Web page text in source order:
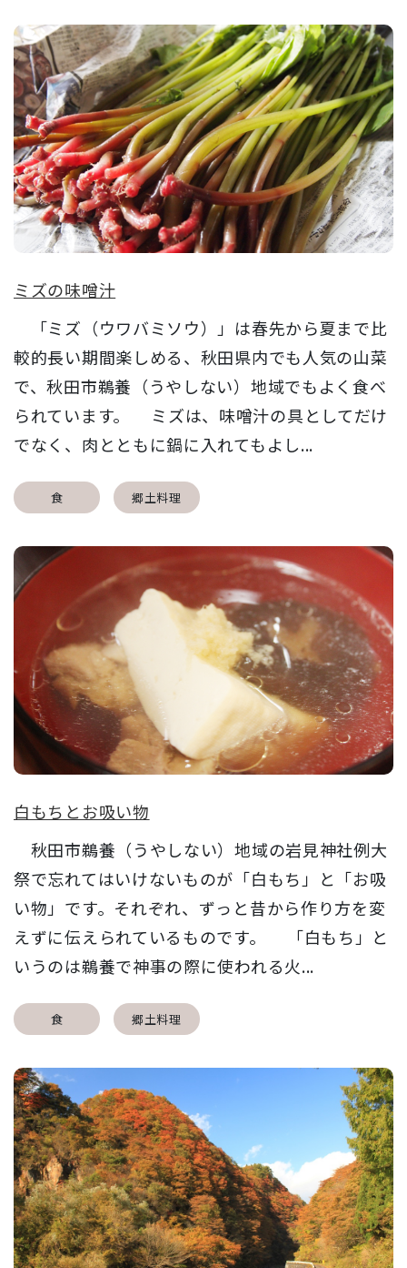
ミズの味噌汁
「ミズ（ウワバミソウ）」は春先から夏まで比
較的長い期間楽しめる、秋田県内でも人気の山菜
で、秋田市鵜養（うやしない）地域でもよく食べ
られています。 ミズは、味噌汁の具としてだけ
でなく、肉とともに鍋に入れてもよし...
食 郷土料理
白もちとお吸い物
秋田市鵜養（うやしない）地域の岩見神社例大
祭で忘れてはいけないものが「白もち」と「お吸
い物」です。それぞれ、ずっと昔から作り方を変
えずに伝えられているものです。 「白もち」と
いうのは鵜養で神事の際に使われる火...
食 郷土料理